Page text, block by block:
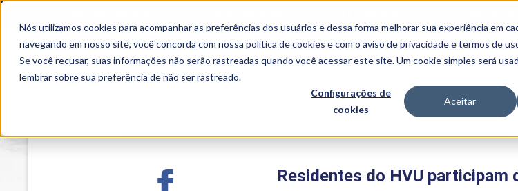
Nós utilizamos cookies para acompanhar as preferências dos usuários e dessa forma melhorar sua experiência em
navegando em nosso site, você concorda com nossa política de cookies e com o aviso deprivacidade e termos de
Se você recusar, suas informações não serão rastreadas quando você acessar este site. Um cookie simples será
lembrar sobre sua preferência de não ser rastreado.
Configurações de
cookies
Aceitar
SEMIPRESENCIAL PRESENCIAL EAD BENEFÍCIOS
PIME
Residentes do HVU participam